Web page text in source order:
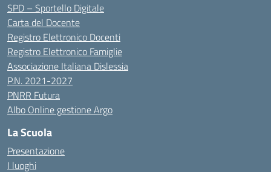
SPD – Sportello Digitale
Carta del Docente
Registro Elettronico Docenti
Registro Elettronico Famiglie
Associazione Italiana Dislessia
P.N. 2021-2027
PNRR Futura
Albo Online gestione Argo
La Scuola
Presentazione
I luoghi